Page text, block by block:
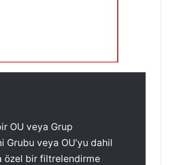
OU veya Grup
Grubu veya OU’yu dahil
özel bir filtrelendirme